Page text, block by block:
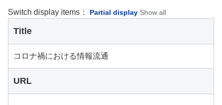
Switch display items： Partial display Show all
Title
コロナ禍における情報流通
URL